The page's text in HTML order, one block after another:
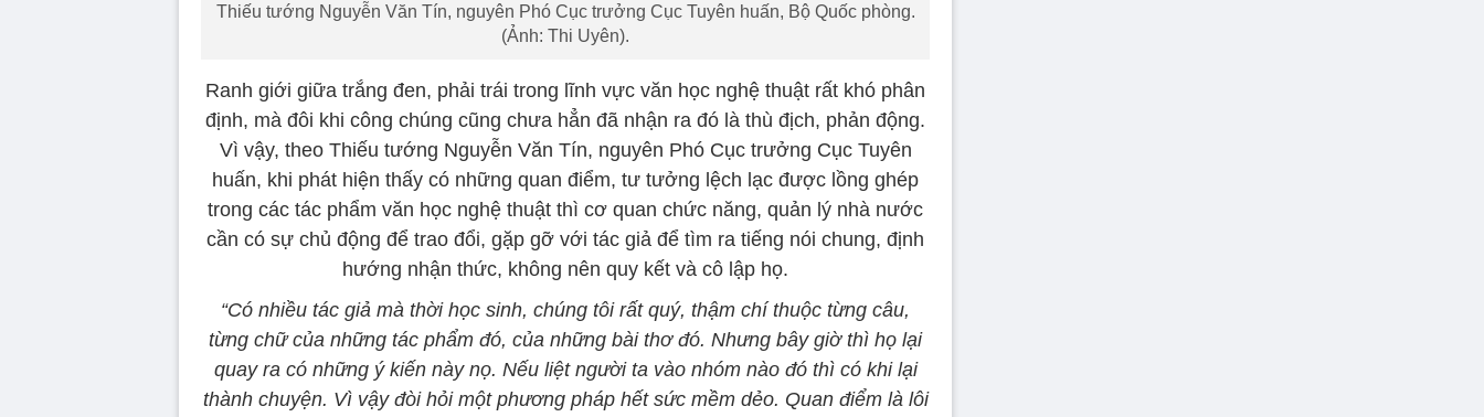
Thiếu tướng Nguyễn Văn Tín, nguyên Phó Cục trưởng Cục Tuyên huấn, Bộ Quốc phòng.
(Ảnh: Thi Uyên).
Ranh giới giữa trắng đen, phải trái trong lĩnh vực văn học nghệ thuật rất khó phân
định, mà đôi khi công chúng cũng chưa hẳn đã nhận ra đó là thù địch, phản động.
Vì vậy, theo Thiếu tướng Nguyễn Văn Tín, nguyên Phó Cục trưởng Cục Tuyên
huấn, khi phát hiện thấy có những quan điểm, tư tưởng lệch lạc được lồng ghép
trong các tác phẩm văn học nghệ thuật thì cơ quan chức năng, quản lý nhà nước
cần có sự chủ động để trao đổi, gặp gỡ với tác giả để tìm ra tiếng nói chung, định
hướng nhận thức, không nên quy kết và cô lập họ.
“Có nhiều tác giả mà thời học sinh, chúng tôi rất quý, thậm chí thuộc từng câu,
từng chữ của những tác phẩm đó, của những bài thơ đó. Nhưng bây giờ thì họ lại
quay ra có những ý kiến này nọ. Nếu liệt người ta vào nhóm nào đó thì có khi lại
thành chuyện. Vì vậy đòi hỏi một phương pháp hết sức mềm dẻo. Quan điểm là lôi